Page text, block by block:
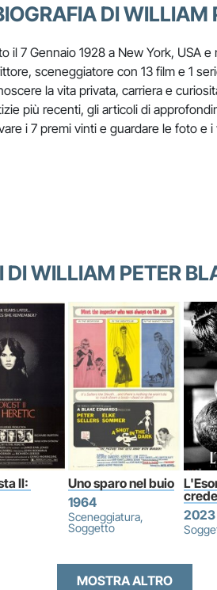
DI WILLIAM
il 7 Gennaio 1928 a New York, USA
sceneggiatore con 13 film e 1
la vita privata, carriera e
più recenti, gli articoli di
i 7 premi vinti e guardare le foto e i
DI WILLIAM PETER
II:
Uno sparo nel buio
1964
Sceneggiatura,
Soggetto
2023
MOSTRA ALTRO